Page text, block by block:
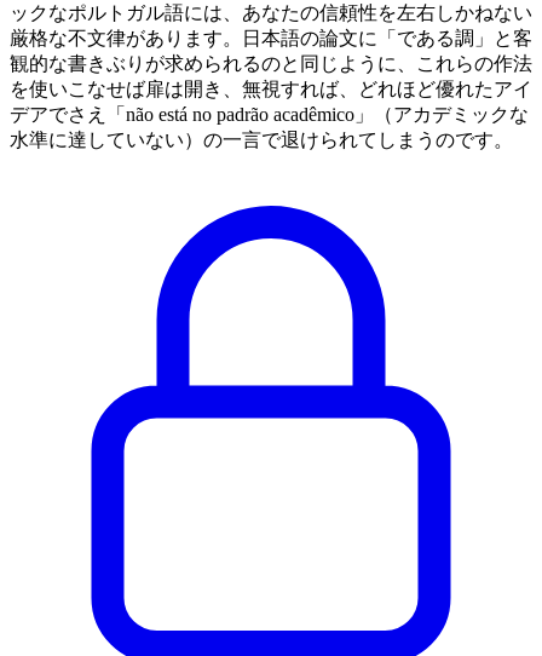
ックなポルトガル語には、あなたの信頼性を左右しかねない
厳格な不文律があります。日本語の論文に「である調」と客
観的な書きぶりが求められるのと同じように、これらの作法
を使いこなせば扉は開き、無視すれば、どれほど優れたアイ
デアでさえ「não está no padrão acadêmico」（アカデミックな
水準に達していない）の一言で退けられてしまうのです。